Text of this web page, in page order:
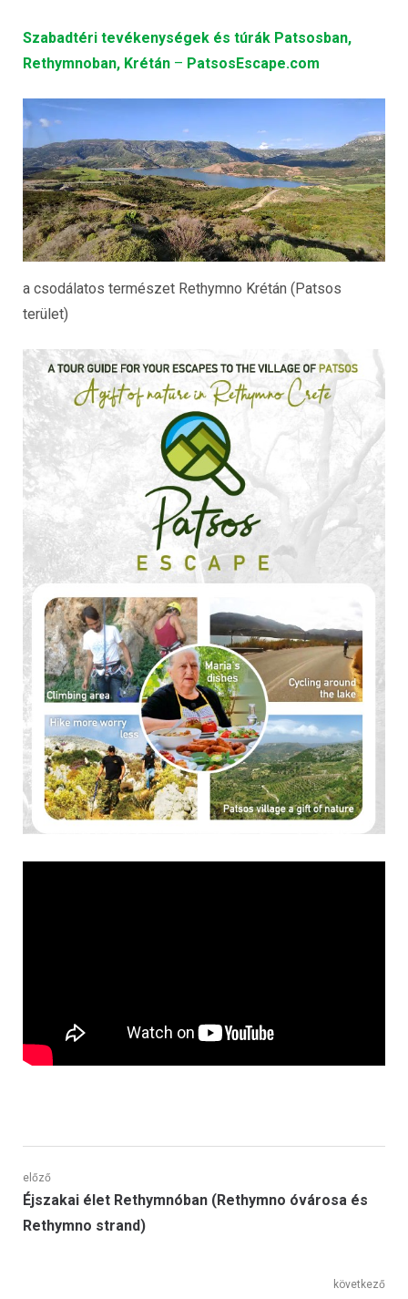
Szabadtéri tevékenységek és túrák Patsosban,
Rethymnoban, Krétán – PatsosEscape.com
a csodálatos természet Rethymno Krétán (Patsos
terület)
Bejegyzés
navigáció
előző
Előző
poszt:
Éjszakai élet Rethymnóban (Rethymno óvárosa és
Rethymno strand)
következő